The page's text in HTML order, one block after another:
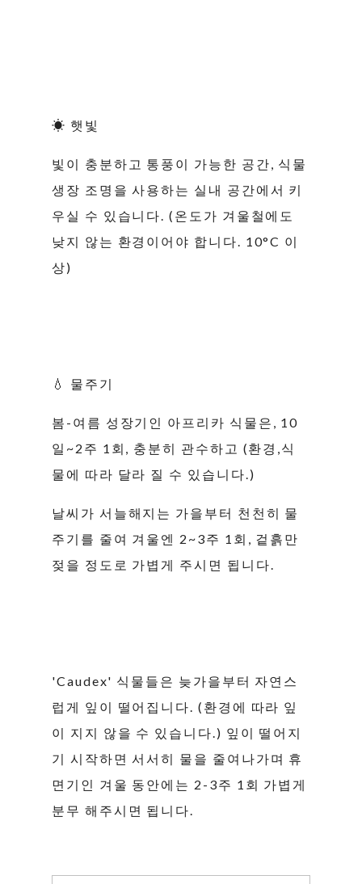
☀ 햇빛
빛이 충분하고 통풍이 가능한 공간, 식물
생장 조명을 사용하는 실내 공간에서 키
우실 수 있습니다. (온도가 겨울철에도
낮지 않는 환경이어야 합니다. 10°C 이
상)
💧 물주기
봄-여름 성장기인 아프리카 식물은, 10
일~2주 1회, 충분히 관수하고 (환경,식
물에 따라 달라 질 수 있습니다.)
날씨가 서늘해지는 가을부터 천천히 물
주기를 줄여 겨울엔 2~3주 1회, 겉흙만
젖을 정도로 가볍게 주시면 됩니다.
'Caudex' 식물들은 늦가을부터 자연스
럽게 잎이 떨어집니다. (환경에 따라 잎
이 지지 않을 수 있습니다.) 잎이 떨어지
기 시작하면 서서히 물을 줄여나가며 휴
면기인 겨울 동안에는 2-3주 1회 가볍게
분무 해주시면 됩니다.